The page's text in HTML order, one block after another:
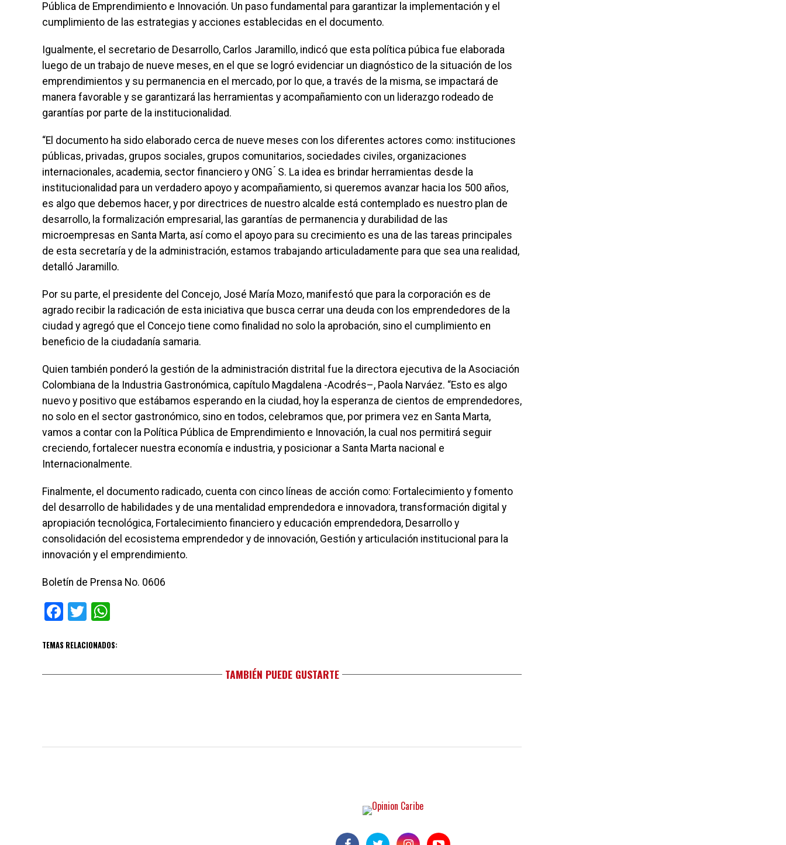
Pública de Emprendimiento e Innovación. Un paso fundamental para garantizar la implementación y el
cumplimiento de las estrategias y acciones establecidas en el documento.
Igualmente, el secretario de Desarrollo, Carlos Jaramillo, indicó que esta política púbica fue elaborada
luego de un trabajo de nueve meses, en el que se logró evidenciar un diagnóstico de la situación de los
emprendimientos y su permanencia en el mercado, por lo que, a través de la misma, se impactará de
manera favorable y se garantizará las herramientas y acompañamiento con un liderazgo rodeado de
garantías por parte de la institucionalidad.
“El documento ha sido elaborado cerca de nueve meses con los diferentes actores como: instituciones
públicas, privadas, grupos sociales, grupos comunitarios, sociedades civiles, organizaciones
internacionales, academia, sector financiero y ONG ́́ S. La idea es brindar herramientas desde la
institucionalidad para un verdadero apoyo y acompañamiento, si queremos avanzar hacia los 500 años,
es algo que debemos hacer, y por directrices de nuestro alcalde está contemplado es nuestro plan de
desarrollo, la formalización empresarial, las garantías de permanencia y durabilidad de las
microempresas en Santa Marta, así como el apoyo para su crecimiento es una de las tareas principales
de esta secretaría y de la administración, estamos trabajando articuladamente para que sea una realidad,
detalló Jaramillo.
Por su parte, el presidente del Concejo, José María Mozo, manifestó que para la corporación es de
agrado recibir la radicación de esta iniciativa que busca cerrar una deuda con los emprendedores de la
ciudad y agregó que el Concejo tiene como finalidad no solo la aprobación, sino el cumplimiento en
beneficio de la ciudadanía samaria.
Quien también ponderó la gestión de la administración distrital fue la directora ejecutiva de la Asociación
Colombiana de la Industria Gastronómica, capítulo Magdalena -Acodrés–, Paola Narváez. “Esto es algo
nuevo y positivo que estábamos esperando en la ciudad, hoy la esperanza de cientos de emprendedores,
no solo en el sector gastronómico, sino en todos, celebramos que, por primera vez en Santa Marta,
vamos a contar con la Política Pública de Emprendimiento e Innovación, la cual nos permitirá seguir
creciendo, fortalecer nuestra economía e industria, y posicionar a Santa Marta nacional e
Internacionalmente.
Finalmente, el documento radicado, cuenta con cinco líneas de acción como: Fortalecimiento y fomento
del desarrollo de habilidades y de una mentalidad emprendedora e innovadora, transformación digital y
apropiación tecnológica, Fortalecimiento financiero y educación emprendedora, Desarrollo y
consolidación del ecosistema emprendedor y de innovación, Gestión y articulación institucional para la
innovación y el emprendimiento.
Boletín de Prensa No. 0606
Facebook
Twitter
TEMAS RELACIONADOS:
TAMBIÉN PUEDE GUSTARTE